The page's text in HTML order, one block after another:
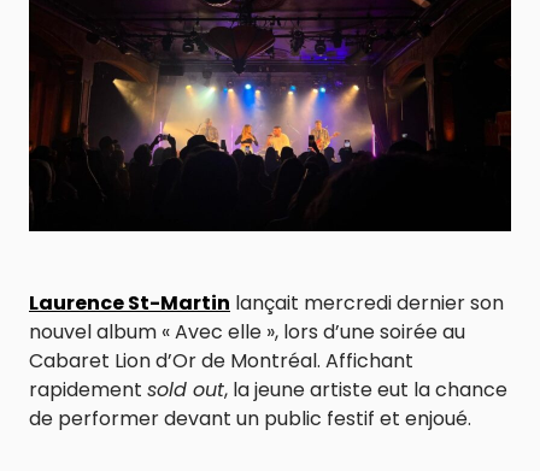
Laurence St-Martin lançait mercredi dernier son
nouvel album « Avec elle », lors d’une soirée au
Cabaret Lion d’Or de Montréal. Affichant
rapidement sold out, la jeune artiste eut la chance
de performer devant un public festif et enjoué.